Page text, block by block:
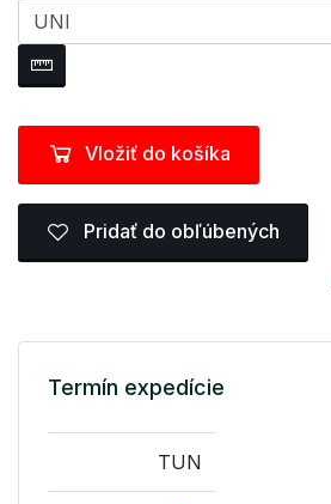
Vložiť do košíka
Pridať do obľúbených
Termín expedície
TUN